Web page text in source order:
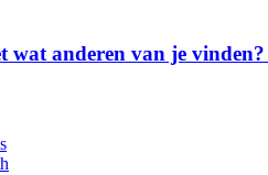
wat anderen van je